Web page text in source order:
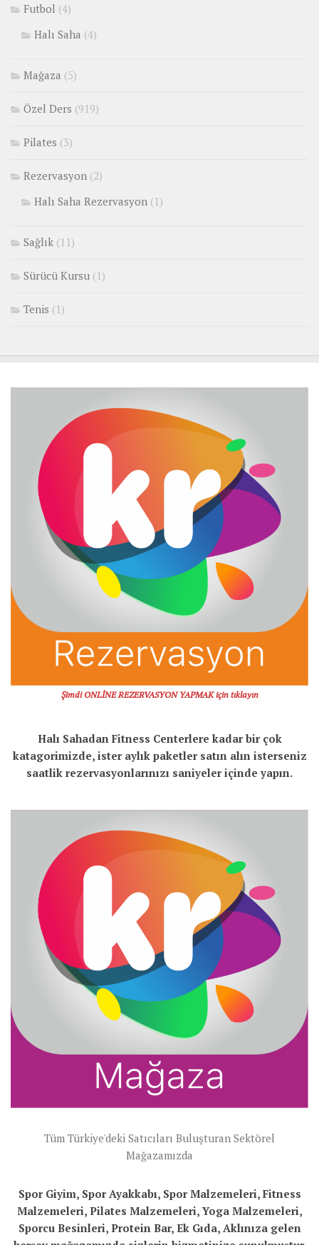
Futbol (4)
Halı Saha (4)
Mağaza (5)
Özel Ders (919)
Pilates (3)
Rezervasyon (2)
Halı Saha Rezervasyon (1)
Sağlık (11)
Sürücü Kursu (1)
Tenis (1)
Şimdi ONLİNE REZERVASYON YAPMAK için tıklayın
Halı Sahadan Fitness Centerlere kadar bir çok
katagorimizde, ister aylık paketler satın alın isterseniz
saatlik rezervasyonlarınızı saniyeler içinde yapın.
Tüm Türkiye'deki Satıcıları Buluşturan Sektörel
Mağazamızda
Spor Giyim, Spor Ayakkabı, Spor Malzemeleri, Fitness
Malzemeleri, Pilates Malzemeleri, Yoga Malzemeleri,
Sporcu Besinleri, Protein Bar, Ek Gıda, Aklınıza gelen